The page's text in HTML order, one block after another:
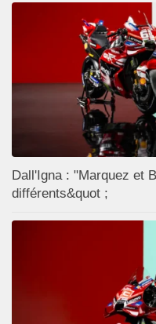
Dall'Igna : "Marquez et
différents&quot ;